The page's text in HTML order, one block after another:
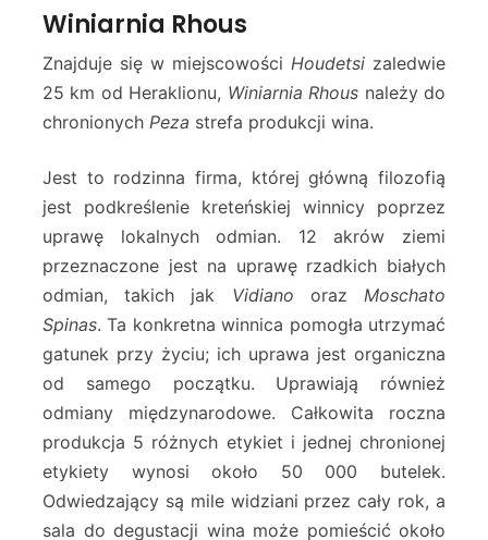
Winiarnia Rhous
Znajduje się w miejscowości Houdetsi zaledwie
25 km od Heraklionu, Winiarnia Rhous należy do
chronionych Peza strefa produkcji wina.
Jest to rodzinna firma, której główną filozofią
jest podkreślenie kreteńskiej winnicy poprzez
uprawę lokalnych odmian. 12 akrów ziemi
przeznaczone jest na uprawę rzadkich białych
odmian, takich jak Vidiano orazMoschato
Spinas. Ta konkretna winnica pomogła utrzymać
gatunek przy życiu; ich uprawa jest organiczna
od samego początku. Uprawiają również
odmiany międzynarodowe. Całkowita roczna
produkcja 5 różnych etykiet i jednej chronionej
etykiety wynosi około 50 000 butelek.
Odwiedzający są mile widziani przez cały rok, a
sala do degustacji wina może pomieścić około